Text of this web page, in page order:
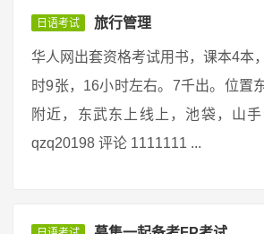
日语考试 旅行管理
华人网出套资格考试用书，课本4本
时9张，16小时左右。7千出。位置
附近，东武东上线上，池袋，山
qzq20198 评论 1111111 ...